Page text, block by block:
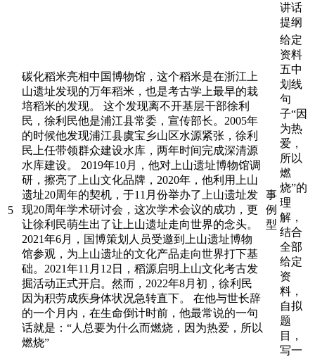
讲话
提纲
5
碳化稻米亮相中国博物馆，这个稻米是在浙江上
山遗址发现的万年稻米，也是考古学上最早的栽
培稻米的发现。 这个发现离不开基层干部徐利
民，徐利民他是浦江县常委，宣传部长。2005年
的时候他发现浦江县虞宝乡山区水源紧张，徐利
民上任带领群众建设水库，两年时间完成深清源
水库建设。 2019年10月，他对上山遗址博物馆调
研，擦亮了上山文化品牌，2020年，他利用上山
遗址20周年的契机，于11月份举办了上山遗址发
现20周年学术研讨会，这次学术会议的成功，更
让徐利民萌生出了让上山遗址走向世界的念头。
2021年6月，国博策划人员受邀到上山遗址博物
馆参观，为上山遗址的文化产品走向世界打下基
础。2021年11月12日，稻源启明上山文化考古发
掘活动正式开启。然而，2022年8月初，徐利民
因为积劳成疾身体状况急转直下。 在他与世长辞
的一个月内，在生命倒计时前，他最常说的一句
话就是：“人总要为什么而燃烧，因为热爱，所以
燃烧”
事
例
型
给定
资料
五中
划线
句
子“因
为热
爱，
所以
燃
烧”的
理
解，
结合
全部
给定
资
料，
自拟
题
目，
写一